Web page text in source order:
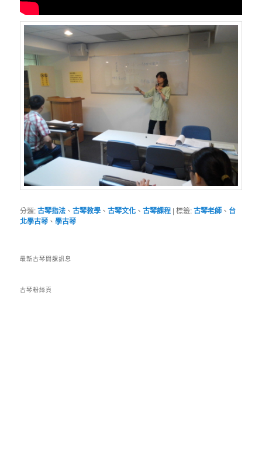
分類:古琴指法 、古琴教學 、古琴文化 、古琴課程 |標籤:古琴老師 、 台
北學古琴 、學古琴
最新古琴開課訊息
古琴粉絲頁